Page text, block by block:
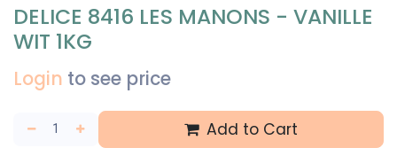
DELICE 8416 LES MANONS - VANILLE
WIT 1KG
Login to see price
Add to Cart